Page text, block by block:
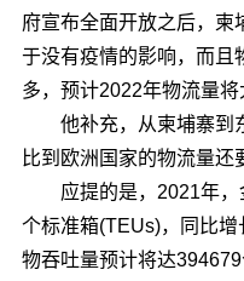
府宣布全面开放之后，柬
于没有疫情的影响，而且
多，预计2022年物流量将
他补充，从柬埔寨到
比到欧洲国家的物流量还
应提的是，2021年，
个标准箱(TEUs)，同比
物吞吐量预计将达